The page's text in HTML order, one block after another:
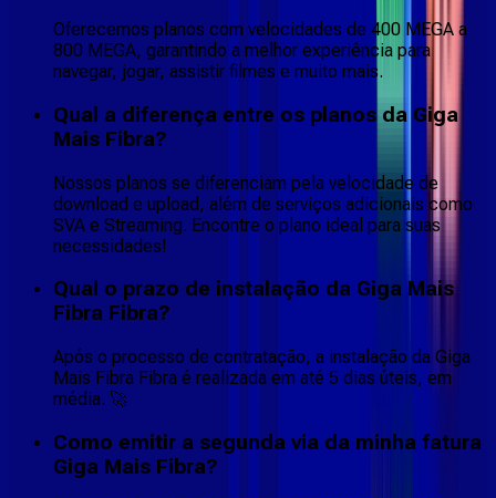
Oferecemos planos com velocidades de 400 MEGA a
800 MEGA, garantindo a melhor experiência para
navegar, jogar, assistir filmes e muito mais.
Qual a diferença entre os planos da Giga
Mais Fibra?
Nossos planos se diferenciam pela velocidade de
download e upload, além de serviços adicionais como
SVA e Streaming. Encontre o plano ideal para suas
necessidades!
Qual o prazo de instalação da Giga Mais
Fibra Fibra?
Após o processo de contratação, a instalação da Giga
Mais Fibra Fibra é realizada em até 5 dias úteis, em
média. 🚀
Como emitir a segunda via da minha fatura
Giga Mais Fibra?